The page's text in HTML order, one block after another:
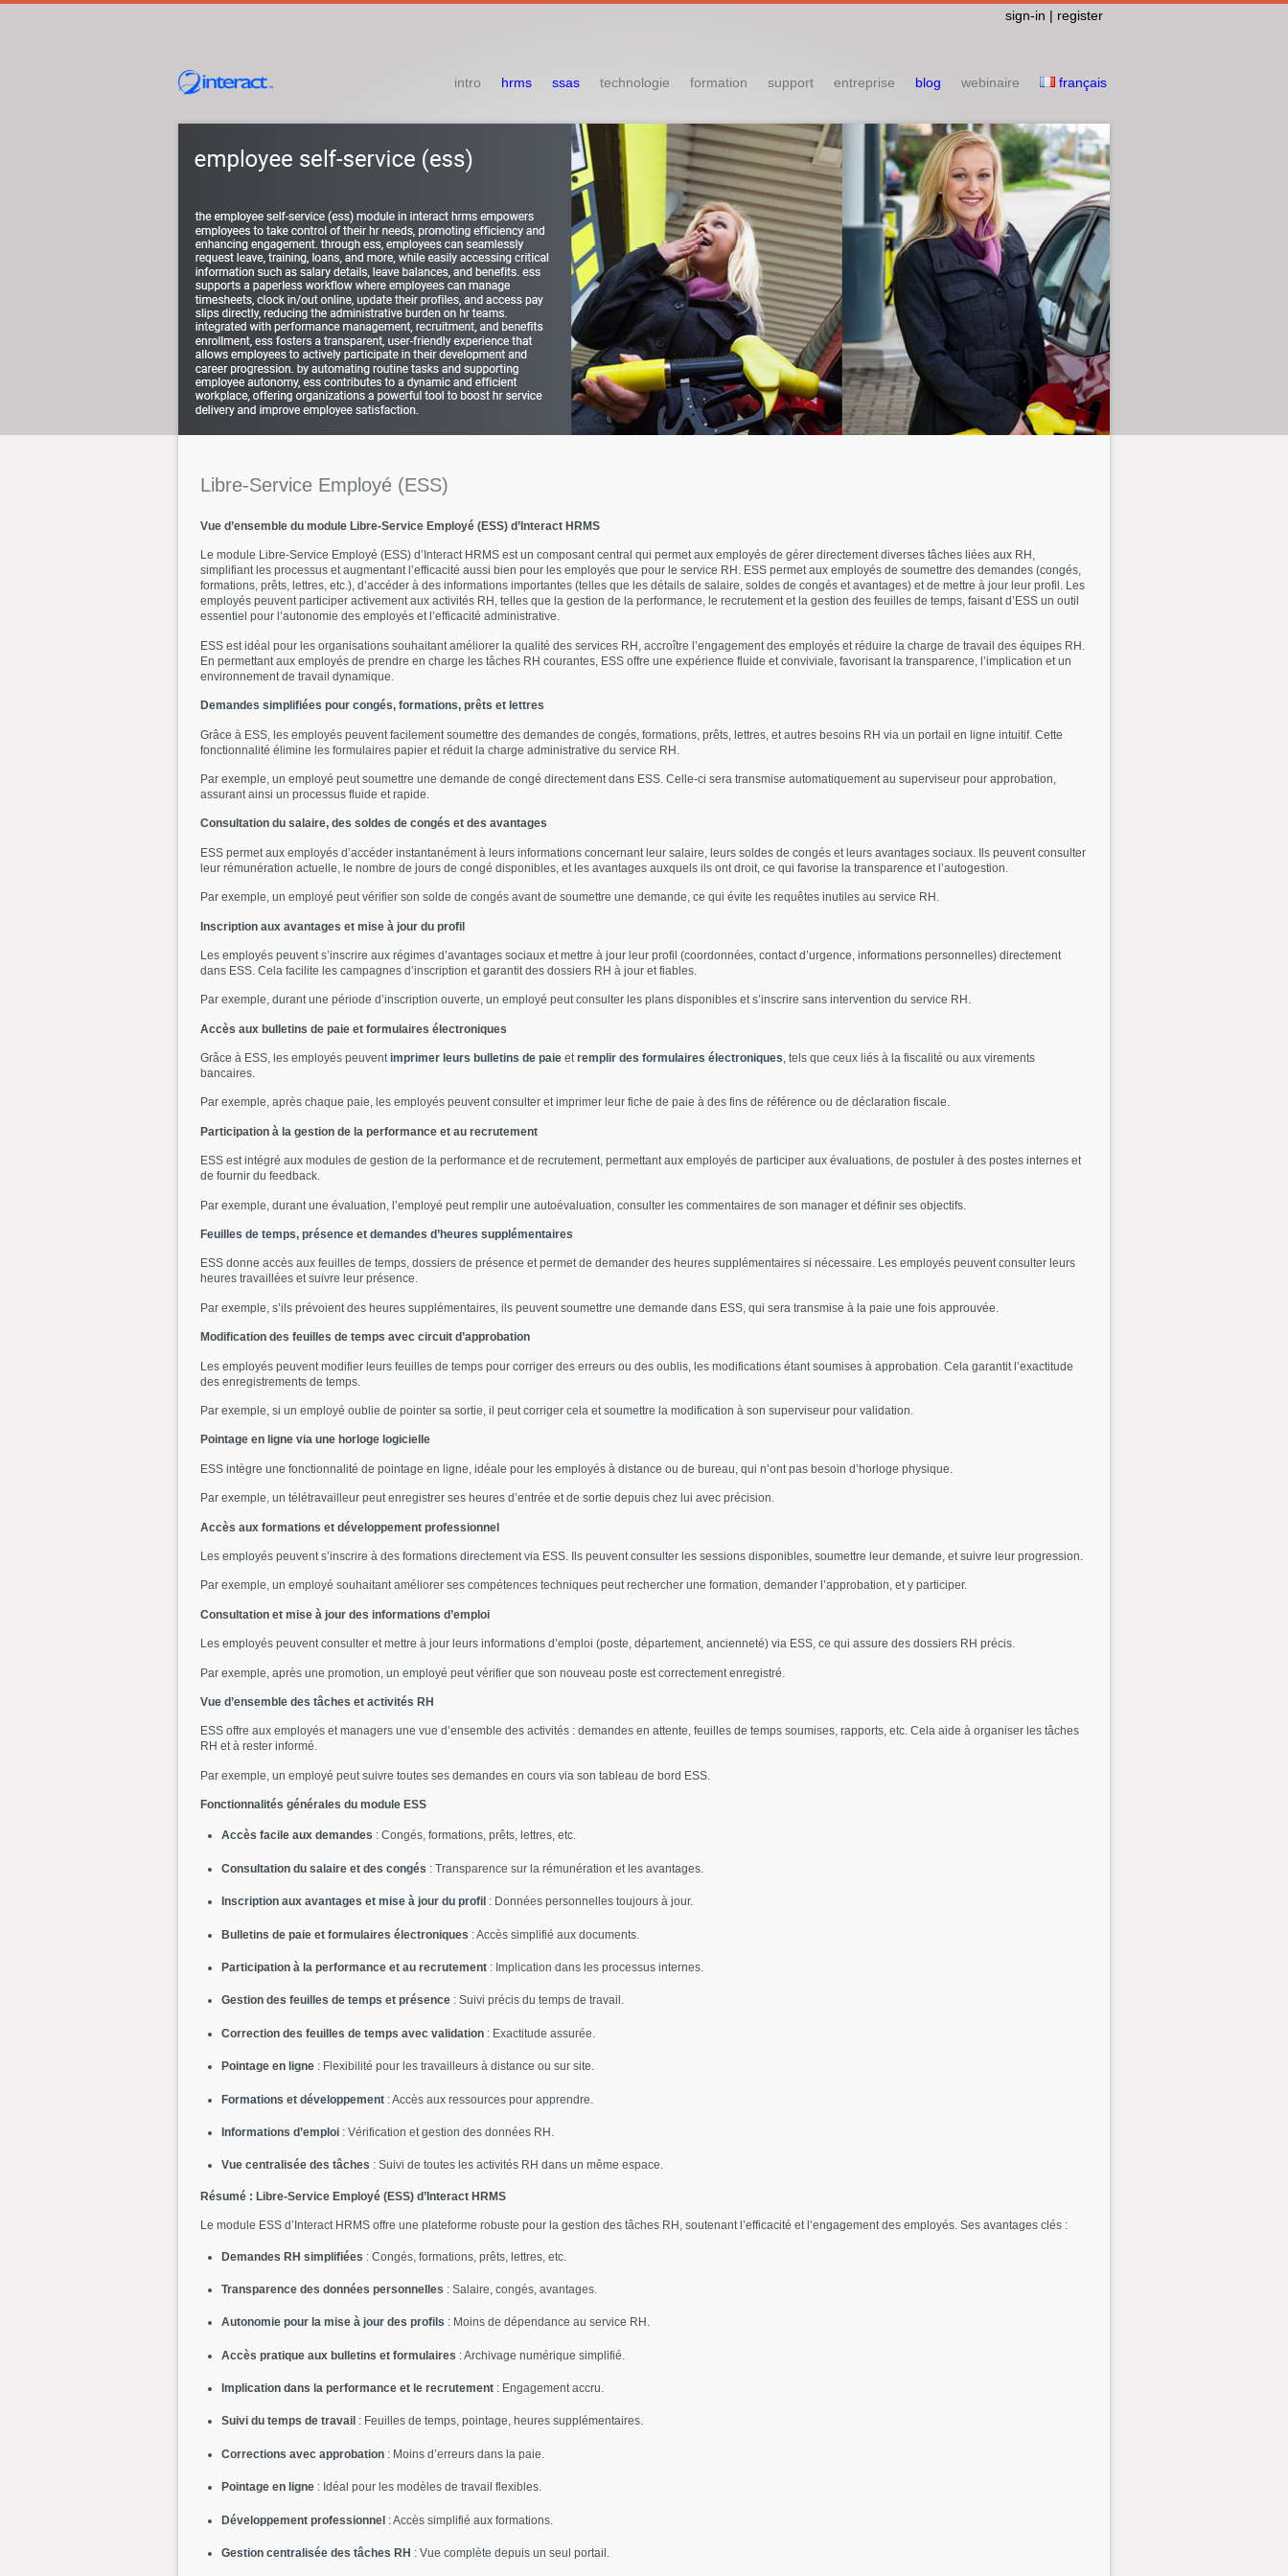
sign-in | register
intro hrms ssas technologie formation support entreprise blog webinaire français
Libre-Service Employé (ESS)
Vue d’ensemble du module Libre-Service Employé (ESS) d’Interact HRMS
Le module Libre-Service Employé (ESS) d’Interact HRMS est un composant central qui permet aux employés de gérer directement diverses tâches liées aux RH,
simplifiant les processus et augmentant l’efficacité aussi bien pour les employés que pour le service RH. ESS permet aux employés de soumettre des demandes (congés,
formations, prêts, lettres, etc.), d’accéder à des informations importantes (telles que les détails de salaire, soldes de congés et avantages) et de mettre à jour leur profil. Les
employés peuvent participer activement aux activités RH, telles que la gestion de la performance, le recrutement et la gestion des feuilles de temps, faisant d’ESS un outil
essentiel pour l’autonomie des employés et l’efficacité administrative.
ESS est idéal pour les organisations souhaitant améliorer la qualité des services RH, accroître l’engagement des employés et réduire la charge de travail des équipes RH.
En permettant aux employés de prendre en charge les tâches RH courantes, ESS offre une expérience fluide et conviviale, favorisant la transparence, l’implication et un
environnement de travail dynamique.
Demandes simplifiées pour congés, formations, prêts et lettres
Grâce à ESS, les employés peuvent facilement soumettre des demandes de congés, formations, prêts, lettres, et autres besoins RH via un portail en ligne intuitif. Cette
fonctionnalité élimine les formulaires papier et réduit la charge administrative du service RH.
Par exemple, un employé peut soumettre une demande de congé directement dans ESS. Celle-ci sera transmise automatiquement au superviseur pour approbation,
assurant ainsi un processus fluide et rapide.
Consultation du salaire, des soldes de congés et des avantages
ESS permet aux employés d’accéder instantanément à leurs informations concernant leur salaire, leurs soldes de congés et leurs avantages sociaux. Ils peuvent consulter
leur rémunération actuelle, le nombre de jours de congé disponibles, et les avantages auxquels ils ont droit, ce qui favorise la transparence et l’autogestion.
Par exemple, un employé peut vérifier son solde de congés avant de soumettre une demande, ce qui évite les requêtes inutiles au service RH.
Inscription aux avantages et mise à jour du profil
Les employés peuvent s’inscrire aux régimes d’avantages sociaux et mettre à jour leur profil (coordonnées, contact d’urgence, informations personnelles) directement
dans ESS. Cela facilite les campagnes d’inscription et garantit des dossiers RH à jour et fiables.
Par exemple, durant une période d’inscription ouverte, un employé peut consulter les plans disponibles et s’inscrire sans intervention du service RH.
Accès aux bulletins de paie et formulaires électroniques
Grâce à ESS, les employés peuventimprimer leurs bulletins de paie etremplir des formulaires électroniques, tels que ceux liés à la fiscalité ou aux virements
bancaires.
Par exemple, après chaque paie, les employés peuvent consulter et imprimer leur fiche de paie à des fins de référence ou de déclaration fiscale.
Participation à la gestion de la performance et au recrutement
ESS est intégré aux modules de gestion de la performance et de recrutement, permettant aux employés de participer aux évaluations, de postuler à des postes internes et
de fournir du feedback.
Par exemple, durant une évaluation, l’employé peut remplir une autoévaluation, consulter les commentaires de son manager et définir ses objectifs.
Feuilles de temps, présence et demandes d’heures supplémentaires
ESS donne accès aux feuilles de temps, dossiers de présence et permet de demander des heures supplémentaires si nécessaire. Les employés peuvent consulter leurs
heures travaillées et suivre leur présence.
Par exemple, s’ils prévoient des heures supplémentaires, ils peuvent soumettre une demande dans ESS, qui sera transmise à la paie une fois approuvée.
Modification des feuilles de temps avec circuit d’approbation
Les employés peuvent modifier leurs feuilles de temps pour corriger des erreurs ou des oublis, les modifications étant soumises à approbation. Cela garantit l’exactitude
des enregistrements de temps.
Par exemple, si un employé oublie de pointer sa sortie, il peut corriger cela et soumettre la modification à son superviseur pour validation.
Pointage en ligne via une horloge logicielle
ESS intègre une fonctionnalité de pointage en ligne, idéale pour les employés à distance ou de bureau, qui n’ont pas besoin d’horloge physique.
Par exemple, un télétravailleur peut enregistrer ses heures d’entrée et de sortie depuis chez lui avec précision.
Accès aux formations et développement professionnel
Les employés peuvent s’inscrire à des formations directement via ESS. Ils peuvent consulter les sessions disponibles, soumettre leur demande, et suivre leur progression.
Par exemple, un employé souhaitant améliorer ses compétences techniques peut rechercher une formation, demander l’approbation, et y participer.
Consultation et mise à jour des informations d’emploi
Les employés peuvent consulter et mettre à jour leurs informations d’emploi (poste, département, ancienneté) via ESS, ce qui assure des dossiers RH précis.
Par exemple, après une promotion, un employé peut vérifier que son nouveau poste est correctement enregistré.
Vue d’ensemble des tâches et activités RH
ESS offre aux employés et managers une vue d’ensemble des activités : demandes en attente, feuilles de temps soumises, rapports, etc. Cela aide à organiser les tâches
RH et à rester informé.
Par exemple, un employé peut suivre toutes ses demandes en cours via son tableau de bord ESS.
Fonctionnalités générales du module ESS
Accès facile aux demandes : Congés, formations, prêts, lettres, etc.
Consultation du salaire et des congés : Transparence sur la rémunération et les avantages.
Inscription aux avantages et mise à jour du profil : Données personnelles toujours à jour.
Bulletins de paie et formulaires électroniques : Accès simplifié aux documents.
Participation à la performance et au recrutement: Implication dans les processus internes.
Gestion des feuilles de temps et présence: Suivi précis du temps de travail.
Correction des feuilles de temps avec validation: Exactitude assurée.
Pointage en ligne: Flexibilité pour les travailleurs à distance ou sur site.
Formations et développement: Accès aux ressources pour apprendre.
Informations d’emploi: Vérification et gestion des données RH.
Vue centralisée des tâches : Suivi de toutes les activités RH dans un même espace.
Résumé : Libre-Service Employé (ESS) d’Interact HRMS
Le module ESS d’Interact HRMS offre une plateforme robuste pour la gestion des tâches RH, soutenant l’efficacité et l’engagement des employés. Ses avantages clés :
Demandes RH simplifiées : Congés, formations, prêts, lettres, etc.
Transparence des données personnelles : Salaire, congés, avantages.
Autonomie pour la mise à jour des profils : Moins de dépendance au service RH.
Accès pratique aux bulletins et formulaires : Archivage numérique simplifié.
Implication dans la performance et le recrutement: Engagement accru.
Suivi du temps de travail : Feuilles de temps, pointage, heures supplémentaires.
Corrections avec approbation: Moins d’erreurs dans la paie.
Pointage en ligne: Idéal pour les modèles de travail flexibles.
Développement professionnel: Accès simplifié aux formations.
Gestion centralisée des tâches RH : Vue complète depuis un seul portail.